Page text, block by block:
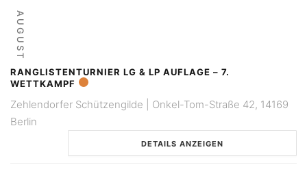
AUGUST
RANGLISTENTURNIER LG & LP AUFLAGE – 7.
WETTKAMPF
Zehlendorfer Schützengilde | Onkel-Tom-Straße 42, 14169
Berlin
DETAILS ANZEIGEN